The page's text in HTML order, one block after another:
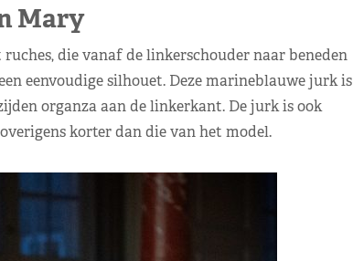
Mary
die vanaf de linkerschouder naar beneden
eenvoudige silhouet. Deze marineblauwe jurk is
organza aan de linkerkant. De jurk is ook
korter dan die van het model.